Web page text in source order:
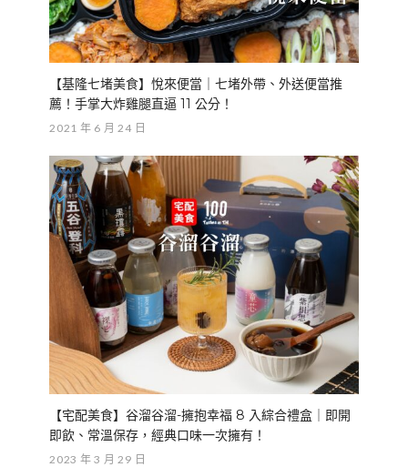
【基隆七堵美食】悅來便當｜七堵外帶、外送便當推
薦！手掌大炸雞腿直逼 11 公分！
2021 年 6 月 24 日
【宅配美食】谷溜谷溜-擁抱幸福 8 入綜合禮盒｜即開
即飲、常溫保存，經典口味一次擁有！
2023 年 3 月 29 日